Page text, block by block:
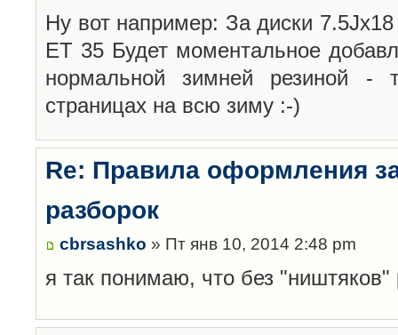
Ну вот например: За диски
ET 35 Будет моментальное
нормальной зимней резиной
страницах на всю зиму :-)
Re: Правила оформления
разборок
cbrsashko » Пт янв 10, 2014 2:48 pm
я так понимаю, что без "ништяков"